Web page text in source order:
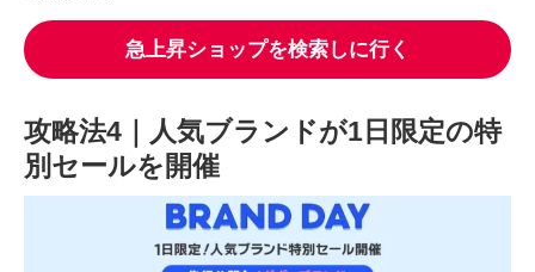
急上昇ショップを検索しに行く
攻略法4｜人気ブランドが1日限定の特
別セールを開催